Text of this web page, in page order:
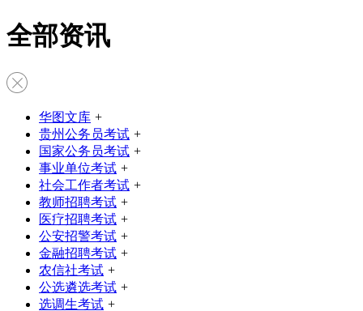
全部资讯
华图文库 +
贵州公务员考试 +
国家公务员考试 +
事业单位考试 +
社会工作者考试 +
教师招聘考试 +
医疗招聘考试 +
公安招警考试 +
金融招聘考试 +
农信社考试 +
公选遴选考试 +
选调生考试 +